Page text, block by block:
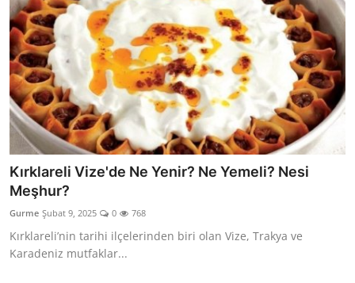
Kırklareli Vize'de Ne Yenir? Ne Yemeli? Nesi
Meşhur?
Gurme Şubat 9, 2025 0 768
Kırklareli’nin tarihi ilçelerinden biri olan Vize, Trakya ve
Karadeniz mutfaklar...